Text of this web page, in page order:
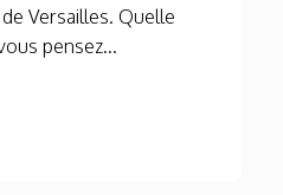
Versailles. Quelle
pensez...